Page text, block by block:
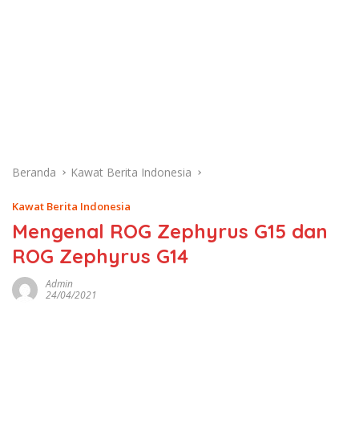
Beranda Kawat Berita Indonesia
Kawat Berita Indonesia
Mengenal ROG Zephyrus G15 dan
ROG Zephyrus G14
Admin
24/04/2021